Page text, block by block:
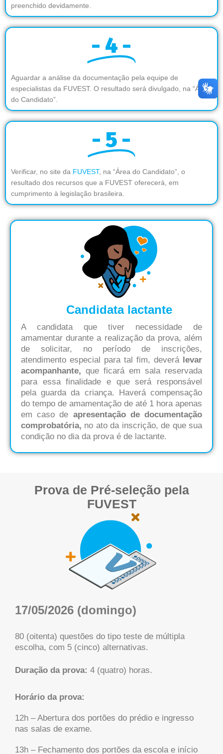
preenchido devidamente.
- 4 -
Aguardar a análise da documentação pela equipe de
especialistas da FUVEST. O resultado será divulgado, na “Área
do Candidato”.
- 5 -
Verificar, no site da FUVEST, na “Área do Candidato”, o
resultado dos recursos que a FUVEST oferecerá, em
cumprimento à legislação brasileira.
Candidata lactante
A candidata que tiver necessidade de
amamentar durante a realização da prova, além
de solicitar, no período de inscrições,
atendimento especial para tal fim, deverá levar
acompanhante, que ficará em sala reservada
para essa finalidade e que será responsável
pela guarda da criança. Haverá compensação
do tempo de amamentação de até 1 hora apenas
em caso de apresentação de documentação
comprobatória, no ato da inscrição, de que sua
condição no dia da prova é de lactante.
Prova de Pré-seleção pela
FUVEST
17/05/2026 (domingo)
80 (oitenta) questões do tipo teste de múltipla
escolha, com 5 (cinco) alternativas.
Duração da prova: 4 (quatro) horas.
Horário da prova:
12h – Abertura dos portões do prédio e ingresso
nas salas de exame.
13h – Fechamento dos portões da escola e início